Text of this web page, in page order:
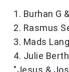
1. Burhan G
2. Rasmus
3. Mads
4. Julie
"Jesus &